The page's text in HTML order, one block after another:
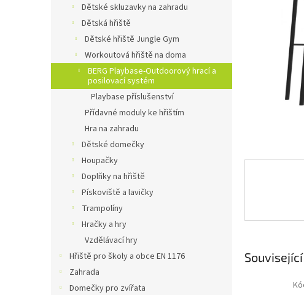
e
Dětské skluzavky na zahradu
Dětská hřiště
Dětské hřiště Jungle Gym
Workoutová hřiště na doma
BERG Playbase-Outdoorový hrací a
posilovací systém
Playbase příslušenství
Přídavné moduly ke hřištím
Hra na zahradu
Dětské domečky
Houpačky
Doplňky na hřiště
Pískoviště a lavičky
Trampolíny
Hračky a hry
Vzdělávací hry
Hřiště pro školy a obce EN 1176
Zahrada
Domečky pro zvířata
hvězdiček.